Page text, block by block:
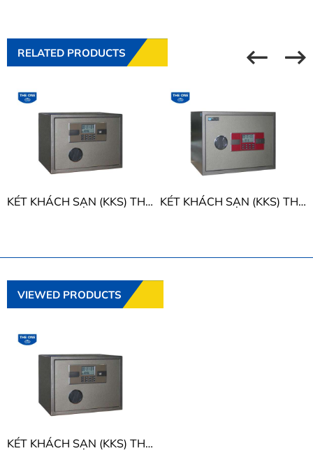
RELATED PRODUCTS
KÉT KHÁCH SẠN (KKS) THE ONE KKS02 KÉT KHÁCH SẠN (KKS) THE ONE KKS03
VIEWED PRODUCTS
KÉT KHÁCH SẠN (KKS) THE ONE KKS02